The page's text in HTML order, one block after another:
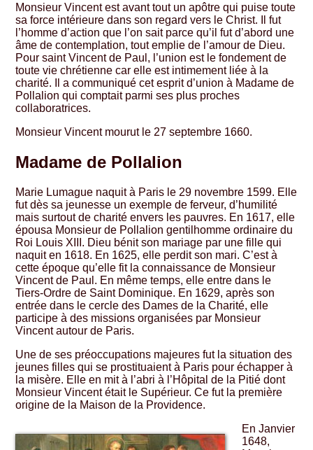
Monsieur Vincent est avant tout un apôtre qui puise toute
sa force intérieure dans son regard vers le Christ. Il fut
l’homme d’action que l’on sait parce qu’il fut d’abord une
âme de contemplation, tout emplie de l’amour de Dieu.
Pour saint Vincent de Paul, l’union est le fondement de
toute vie chrétienne car elle est intimement liée à la
charité. Il a communiqué cet esprit d’union à Madame de
Pollalion qui comptait parmi ses plus proches
collaboratrices.
Monsieur Vincent mourut le 27 septembre 1660.
Madame de Pollalion
Marie Lumague naquit à Paris le 29 novembre 1599. Elle
fut dès sa jeunesse un exemple de ferveur, d’humilité
mais surtout de charité envers les pauvres. En 1617, elle
épousa Monsieur de Pollalion gentilhomme ordinaire du
Roi Louis XIII. Dieu bénit son mariage par une fille qui
naquit en 1618. En 1625, elle perdit son mari. C’est à
cette époque qu’elle fit la connaissance de Monsieur
Vincent de Paul. En même temps, elle entre dans le
Tiers-Ordre de Saint Dominique. En 1629, après son
entrée dans le cercle des Dames de la Charité, elle
participe à des missions organisées par Monsieur
Vincent autour de Paris.
Une de ses préoccupations majeures fut la situation des
jeunes filles qui se prostituaient à Paris pour échapper à
la misère. Elle en mit à l’abri à l’Hôpital de la Pitié dont
Monsieur Vincent était le Supérieur. Ce fut la première
origine de la Maison de la Providence.
En Janvier
1648,